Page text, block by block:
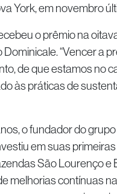
York, em novembro
o prêmio na oitava
“Vencer a
de que estamos no
às práticas de
o fundador do grupo
em suas
São Lourenço e
melhorias contínuas